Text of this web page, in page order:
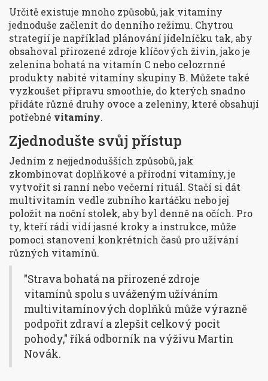
Určitě existuje mnoho způsobů, jak vitamíny
jednoduše začlenit do denního režimu. Chytrou
strategií je například plánování jídelníčku tak, aby
obsahoval přirozené zdroje klíčových živin, jako je
zelenina bohatá na vitamín C nebo celozrnné
produkty nabité vitamíny skupiny B. Můžete také
vyzkoušet přípravu smoothie, do kterých snadno
přidáte různé druhy ovoce a zeleniny, které obsahují
potřebné vitamíny.
Zjednodušte svůj přístup
Jedním z nejjednodušších způsobů, jak
zkombinovat doplňkové a přírodní vitamíny, je
vytvořit si ranní nebo večerní rituál. Stačí si dát
multivitamín vedle zubního kartáčku nebo jej
položit na noční stolek, aby byl denně na očích. Pro
ty, kteří rádi vidí jasné kroky a instrukce, může
pomoci stanovení konkrétních časů pro užívání
různých vitamínů.
"Strava bohatá na přirozené zdroje
vitamínů spolu s uváženým užíváním
multivitamínových doplňků může výrazně
podpořit zdraví a zlepšit celkový pocit
pohody," říká odborník na výživu Martin
Novák.